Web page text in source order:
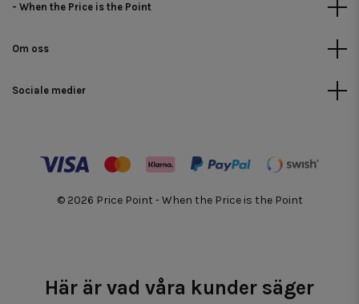
- When the Price is the Point
Om oss
Sociale medier
© 2026 Price Point - When the Price is the Point
Här är vad våra kunder säger